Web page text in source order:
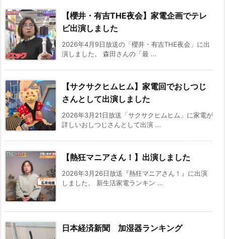
【櫻井・有吉THE夜会】家電企画でテレ
ビ出演しました
2026年4月9日放送の「櫻井・有吉THE夜会」に出
演しました。 森田さんの「最 ...
【サクサクヒムヒム】家電回でおしつじ
さんとして出演しました
2026年3月21日放送「サクサクヒムヒム」に家電が
詳しいおしつじさんとして出演 ...
【熱狂マニアさん！】出演しました
2026年3月26日放送『熱狂マニアさん！』に出演
しました。 新生活家電ランキン ...
日本経済新聞 加湿器ランキング